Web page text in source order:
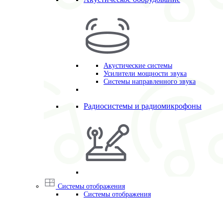
Акустические системы
Усилители мощности звука
Системы направленного звука
Радиосистемы и радиомикрофоны
Системы отображения
Системы отображения